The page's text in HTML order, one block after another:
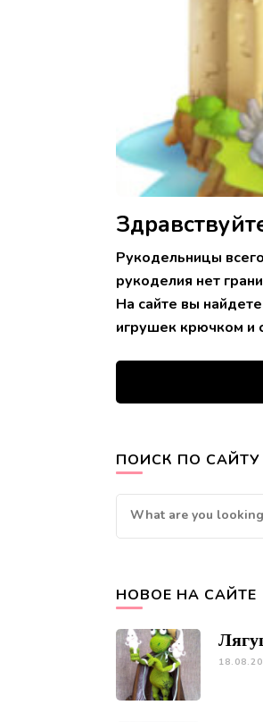
Рукодельницы
рукоделия нет
На сайте вы
игрушек крючком и
ПОИСК ПО САЙТУ
Looking
for
НОВОЕ НА САЙТЕ